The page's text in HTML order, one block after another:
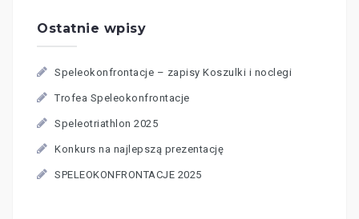
Ostatnie wpisy
Speleokonfrontacje – zapisy Koszulki i noclegi
Trofea Speleokonfrontacje
Speleotriathlon 2025
Konkurs na najlepszą prezentację
SPELEOKONFRONTACJE 2025